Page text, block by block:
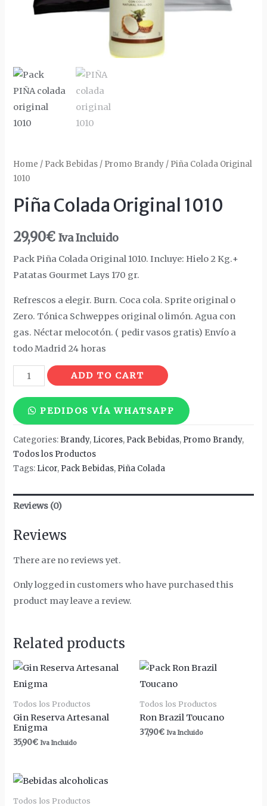
Home / Pack Bebidas / Promo Brandy / Piña Colada Original
1010
Piña Colada Original 1010
29,90€ Iva Incluido
Pack Piña Colada Original 1010. Incluye: Hielo 2 Kg.+
Patatas Gourmet Lays 170 gr.
Refrescos a elegir. Burn. Coca cola. Sprite original o
Zero. Tónica Schweppes original o limón. Agua con
gas. Néctar melocotón. ( pedir vasos gratis) Envío a
todo Madrid 24 horas
Piña
Colada
Original
1010
quantity
ADD TO CART
PEDIDOS VÍA WHATSAPP
Categories: Brandy, Licores, Pack Bebidas, Promo Brandy,
Todos los Productos
Tags: Licor, Pack Bebidas, Piña Colada
Reviews (0)
Reviews
There are no reviews yet.
Only logged in customers who have purchased this
product may leave a review.
Related products
Todos los Productos
Gin Reserva Artesanal
Enigma
35,90€ Iva Incluido
Todos los Productos
Ron Brazil Toucano
37,90€ Iva Incluido
Todos los Productos